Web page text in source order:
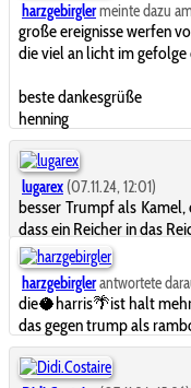
harzgebirglermeinte dazu
große ereignisse werfen
die viel an licht im
beste dankesgrüße
henning
lugarex (07.11.24, 12:01)
besser Trumpf als
dass ein Reicher in das
harzgebirglerantwortete
die🥥harris🌴ist halt
das gegen trump als